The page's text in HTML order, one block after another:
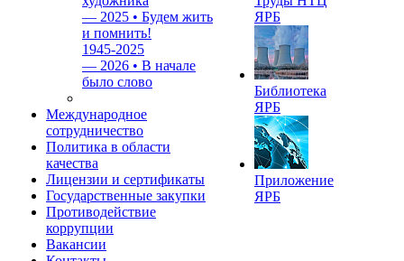
— 2025 • Будем жить
и помнить!
1945-2025
— 2026 • В начале
было слово
Международное
сотрудничество
Политика в области
качества
Лицензии и сертификаты
Государственные закупки
Противодействие
коррупции
Вакансии
ЯРБ
Библиотека
ЯРБ
Приложение
ЯРБ